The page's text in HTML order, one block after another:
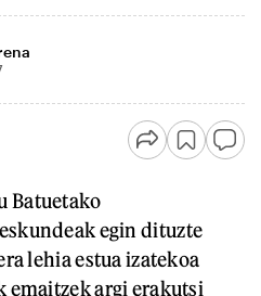
Batuetako
egin dituzte
lehia estua izatekoa
emaitzek argi erakutsi